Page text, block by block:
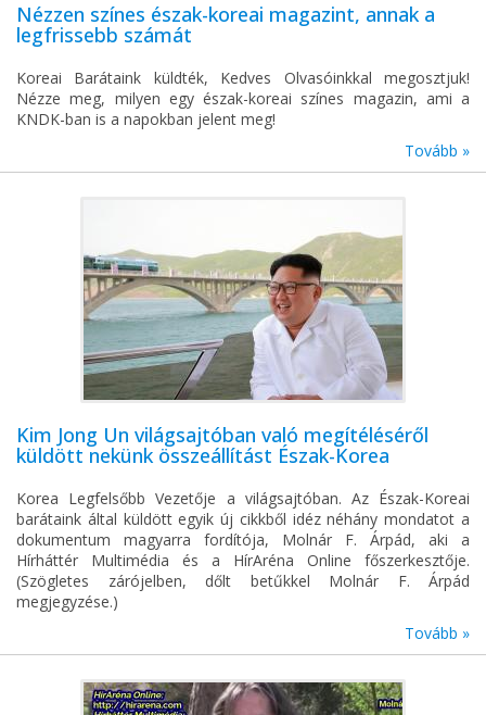
Nézzen színes észak-koreai magazint, annak a
legfrissebb számát
Koreai Barátaink küldték, Kedves Olvasóinkkal megosztjuk!
Nézze meg, milyen egy észak-koreai színes magazin, ami a
KNDK-ban is a napokban jelent meg!
Tovább »
Kim Jong Un világsajtóban való megítéléséről
küldött nekünk összeállítást Észak-Korea
Korea Legfelsőbb Vezetője a világsajtóban. Az Észak-Koreai
barátaink által küldött egyik új cikkből idéz néhány mondatot a
dokumentum magyarra fordítója, Molnár F. Árpád, aki a
Hírháttér Multimédia és a HírAréna Online főszerkesztője.
(Szögletes zárójelben, dőlt betűkkel Molnár F. Árpád
megjegyzése.)
Tovább »